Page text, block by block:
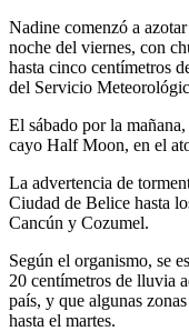
Nadine comenzó a
noche del viernes, con
hasta cinco centímetros
del Servicio
El sábado por la
cayo Half Moon, en el
La advertencia de
Ciudad de Belice hasta
Cancún y Cozumel.
Según el organismo, se
20 centímetros de lluvia
país, y que algunas
hasta el martes.